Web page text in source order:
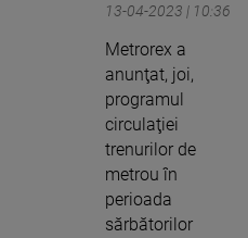
13-04-2023 | 10:36
Metrorex a
anunţat, joi,
programul
circulaţiei
trenurilor de
metrou în
perioada
sărbătorilor